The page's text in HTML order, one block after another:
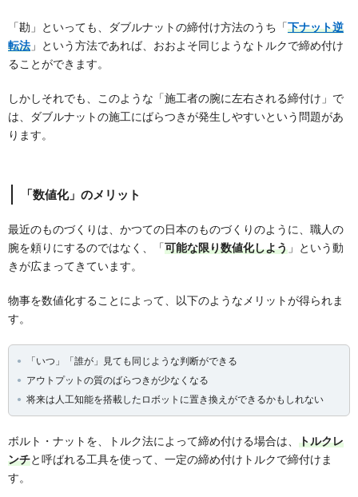
「勘」といっても、ダブルナットの締付け方法のうち「下ナット逆
転法 」という方法であれば、おおよそ同じようなトルクで締め付け
ることができます。
しかしそれでも、このような「施工者の腕に左右される締付け」で
は、ダブルナットの施工にばらつきが発生しやすいという問題があ
ります。
「数値化」のメリット
最近のものづくりは、かつての日本のものづくりのように、職人の
腕を頼りにするのではなく、「可能な限り数値化しよう 」という動
きが広まってきています。
物事を数値化することによって、以下のようなメリットが得られま
す。
「いつ」「誰が」見ても同じような判断ができる
アウトプットの質のばらつきが少なくなる
将来は人工知能を搭載したロボットに置き換えができるかもしれない
ボルト・ナットを、トルク法によって締め付ける場合は、 トルクレ
ンチと呼ばれる工具を使って、一定の締め付けトルクで締付けま
す。